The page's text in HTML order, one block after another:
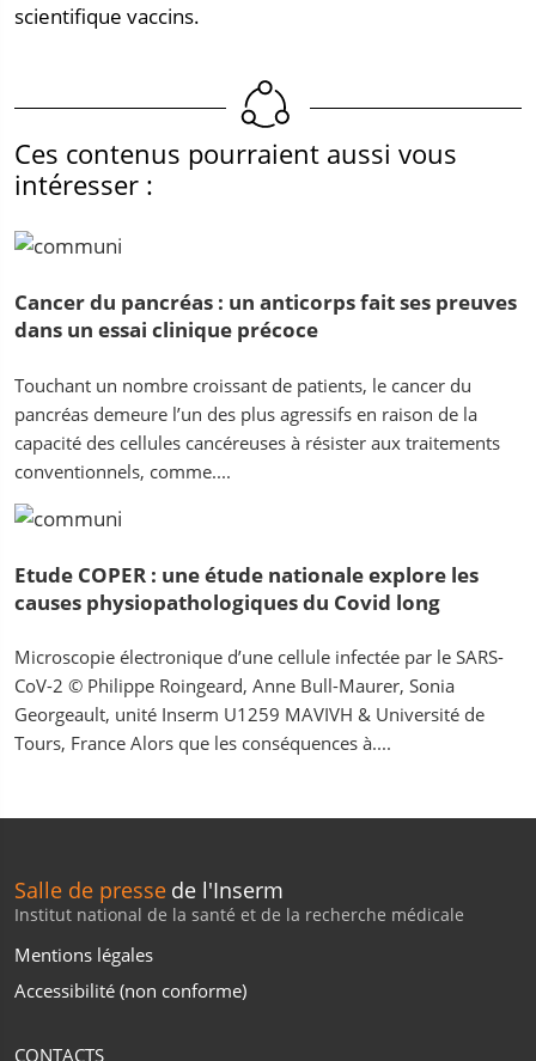
scientifique vaccins.
Ces contenus pourraient aussi vous
intéresser :
Cancer du pancréas : un anticorps fait ses preuves
dans un essai clinique précoce
Touchant un nombre croissant de patients, le cancer du
pancréas demeure l’un des plus agressifs en raison de la
capacité des cellules cancéreuses à résister aux traitements
conventionnels, comme....
Etude COPER : une étude nationale explore les
causes physiopathologiques du Covid long
Microscopie électronique d’une cellule infectée par le SARS-
CoV-2 © Philippe Roingeard, Anne Bull-Maurer, Sonia
Georgeault, unité Inserm U1259 MAVIVH & Université de
Tours, France Alors que les conséquences à....
Salle de presse de l'Inserm
Institut national de la santé et de la recherche médicale
Mentions légales
Accessibilité (non conforme)
CONTACTS